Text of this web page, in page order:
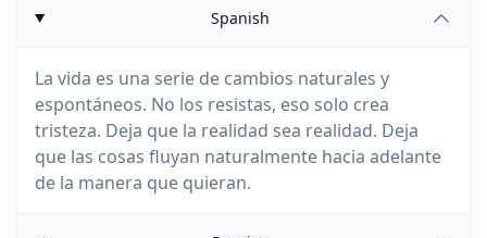
Spanish
La vida es una serie de cambios naturales y
espontáneos. No los resistas, eso solo crea
tristeza. Deja que la realidad sea realidad. Deja
que las cosas fluyan naturalmente hacia adelante
de la manera que quieran.